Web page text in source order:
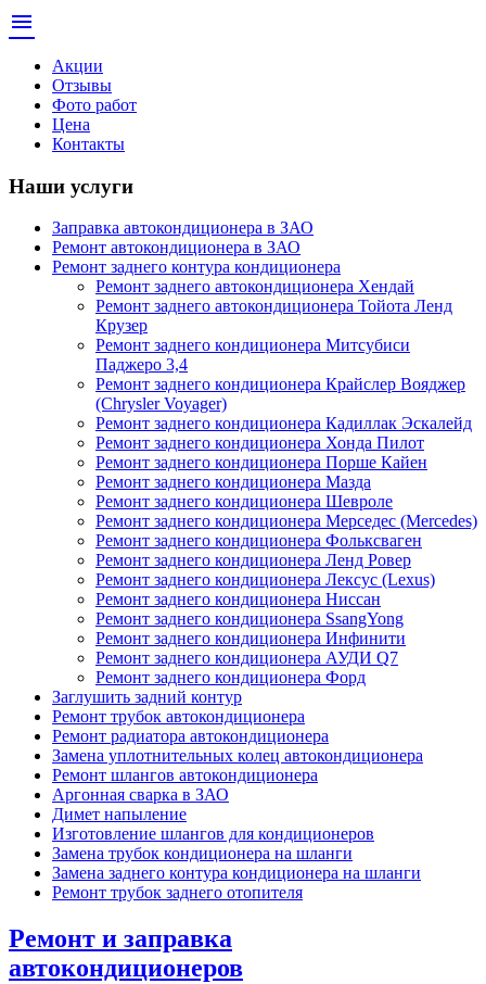
menu
Акции
Отзывы
Фото работ
Цена
Контакты
Наши услуги
Заправка автокондиционера в ЗАО
Ремонт автокондиционера в ЗАО
Ремонт заднего контура кондиционера
Ремонт заднего автокондиционера Хендай
Ремонт заднего автокондиционера Тойота Ленд
Крузер
Ремонт заднего кондиционера Митсубиси
Паджеро 3,4
Ремонт заднего кондиционера Крайслер Вояджер
(Chrysler Voyager)
Ремонт заднего кондиционера Кадиллак Эскалейд
Ремонт заднего кондиционера Хонда Пилот
Ремонт заднего кондиционера Порше Кайен
Ремонт заднего кондиционера Мазда
Ремонт заднего кондиционера Шевроле
Ремонт заднего кондиционера Мерседес (Mercedes)
Ремонт заднего кондиционера Фольксваген
Ремонт заднего кондиционера Ленд Ровер
Ремонт заднего кондиционера Лексус (Lexus)
Ремонт заднего кондиционера Ниссан
Ремонт заднего кондиционера SsangYong
Ремонт заднего кондиционера Инфинити
Ремонт заднего кондиционера АУДИ Q7
Ремонт заднего кондиционера Форд
Заглушить задний контур
Ремонт трубок автокондиционера
Ремонт радиатора автокондиционера
Замена уплотнительных колец автокондиционера
Ремонт шлангов автокондиционера
Аргонная сварка в ЗАО
Димет напыление
Изготовление шлангов для кондиционеров
Замена трубок кондиционера на шланги
Замена заднего контура кондиционера на шланги
Ремонт трубок заднего отопителя
Ремонт и заправка
автокондиционеров